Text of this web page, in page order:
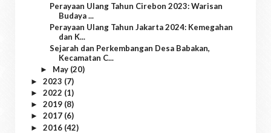
Perayaan Ulang Tahun Cirebon 2023: Warisan
Budaya ...
Perayaan Ulang Tahun Jakarta 2024: Kemegahan
dan K...
Sejarah dan Perkembangan Desa Babakan,
Kecamatan C...
► May (20)
► 2023 (7)
► 2022 (1)
► 2019 (8)
► 2017 (6)
► 2016 (42)